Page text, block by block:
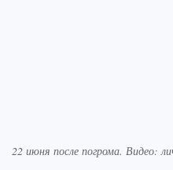
22 июня после погрома. Видео: